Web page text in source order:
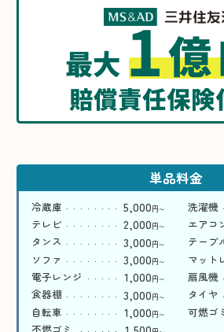
最大1億
賠償責任保険
単品料金
冷蔵庫 5,000円〜 洗濯機
テレビ 2,000円〜 エアコ
タンス 3,000円〜 テーブ
ソファ 3,000円〜 マット
電子レンジ 1,000円〜 扇風機
食器棚 3,000円〜 タイヤ
自転車 1,000円〜 可燃ゴ